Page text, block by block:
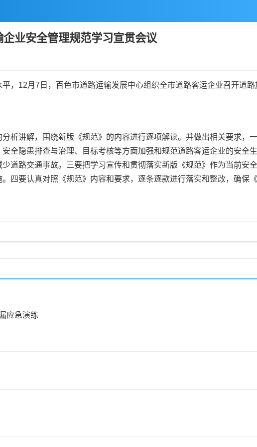
业安全管理规范学习宣贯会议
12月7日，百色市道路运输发展中心组织全市道路客运企业召开道路
讲解，围绕新版《规范》的内容进行逐项解读。并做出相关要求，
全隐患排查与治理、目标考核等方面加强和规范道路客运企业的安全
道路交通事故。三要把学习宣传和贯彻落实新版《规范》作为当前安
四要认真对照《规范》内容和要求，逐条逐款进行落实和整改，确保
应急演练